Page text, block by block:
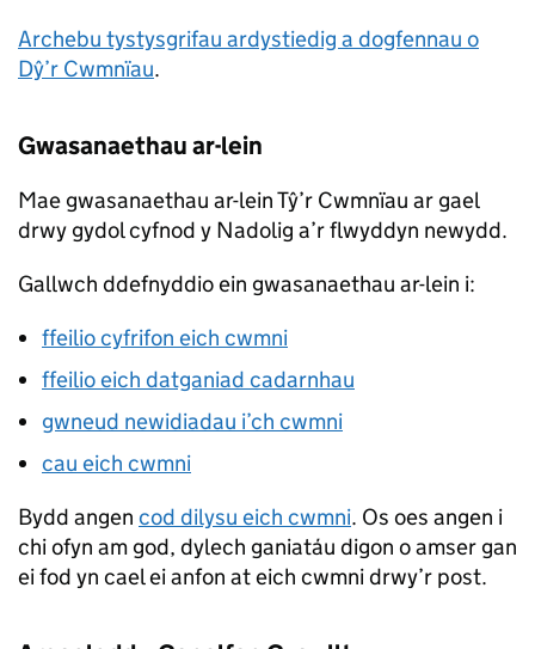
Archebu tystysgrifau ardystiedig a dogfennau o
Dŷ’r Cwmnïau.
Gwasanaethau ar-lein
Mae gwasanaethau ar-lein Tŷ’r Cwmnïau ar gael
drwy gydol cyfnod y Nadolig a’r flwyddyn newydd.
Gallwch ddefnyddio ein gwasanaethau ar-lein i:
ffeilio cyfrifon eich cwmni
ffeilio eich datganiad cadarnhau
gwneud newidiadau i’ch cwmni
cau eich cwmni
Bydd angen cod dilysu eich cwmni. Os oes angen i
chi ofyn am god, dylech ganiatáu digon o amser gan
ei fod yn cael ei anfon at eich cwmni drwy’r post.